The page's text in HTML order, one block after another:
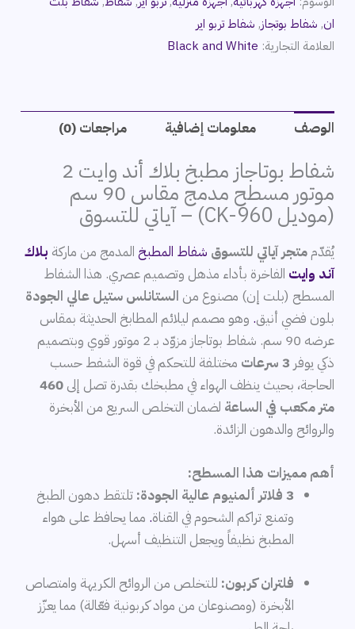
ان, شفاط بوتجاز, شفاط تربو اير
العلامة التجارية: Black and White
الوصف معلومات إضافية مراجعات (0)
شفاط بوتاجاز مطبخ بلاك أند وايت 2
موتور مسطح مدمج مقاس 90 سم
(موديل CK-960) – آياتي للتسوق
يُقدّممتجر آياتي للتسوق شفاط المطبخ المدمج من ماركة بلاك
آند وايت الفاخرة بأداء مذهل وتصميم عصري. هذا الشفاط
المسطح (بلت إن) مصنوع من الستانلس ستيل عالي الجودة
بلون فضي أنيق. وهو مصمم ليلائم المطابخ الحديثة بمقاس
عرضه 90 سم. شفاط بوتاجاز مزوّد بـ 2 موتور قوي وبتصميم
ذكي يوفر 3 سرعات
مختلفة للتحكم في قوة الشفط حسب
الحاجة، بحيث ينظف الهواء في مطبخك بقدرة تصل إلى460
متر مكعب في الساعة لضمان التخلص السريع من الأبخرة
والروائح والدهون الزائدة.
أهم مميزات هذا المسطح:
3 فلاتر ألمنيوم عالية الجودة:
تلتقط دهون الطبخ
وتمنع تراكم الشحوم في القناة. مما يحافظ على هواء
المطبخ نظيفاً ويجعل التنظيف أسهل.
فلتران كربون: للتخلص من الروائح الكريهة وامتصاص
الأبخرة (ومصنوعان من مواد كربونية فعّالة) مما يعزّز